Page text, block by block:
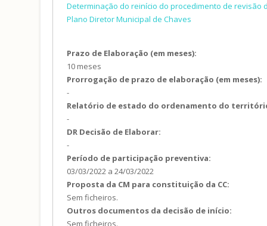
Determinação do reinício do procedimento de revisão
Plano Diretor Municipal de Chaves
Prazo de Elaboração (em meses):
10 meses
Prorrogação de prazo de elaboração (em meses):
-
Relatório de estado do ordenamento do
-
DR Decisão de Elaborar:
-
Período de participação preventiva:
03/03/2022 a24/03/2022
Proposta da CM para constituição da CC:
Sem ficheiros.
Outros documentos da decisão de início:
Sem ficheiros.